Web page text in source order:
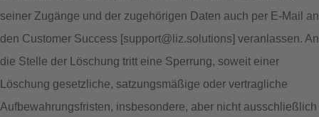
seiner Zugänge und der zugehörigen Daten auch per E-Mail an
den Customer Success [support@liz.solutions] veranlassen. An
die Stelle der Löschung tritt eine Sperrung, soweit einer
Löschung gesetzliche, satzungsmäßige oder vertragliche
Aufbewahrungsfristen, insbesondere, aber nicht ausschließlich